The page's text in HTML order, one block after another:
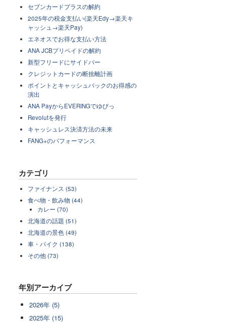
セブンカードプラスの解約
2025年の税金支払い(楽天Edy→楽天キ
ャッシュ→楽天Pay)
エネオスでお得な支払い方法
ANA JCBプリペイドの解約
新型フリードにサイドバー
クレジットカードの断捨離計画
ポイントとキャッシュバックのお得感の
演出
ANA PayからEVERINGでゆぴっ
Revolutを発行
キャッシュレス決済方法の未来
FANG+のパフォーマンス
カテゴリ
ファイナンス (53)
食べ物・飲み物 (44)
カレー (70)
北海道の話題 (51)
北海道の景色 (49)
車・バイク (138)
その他 (73)
年別アーカイブ
2026年 (5)
2025年 (15)